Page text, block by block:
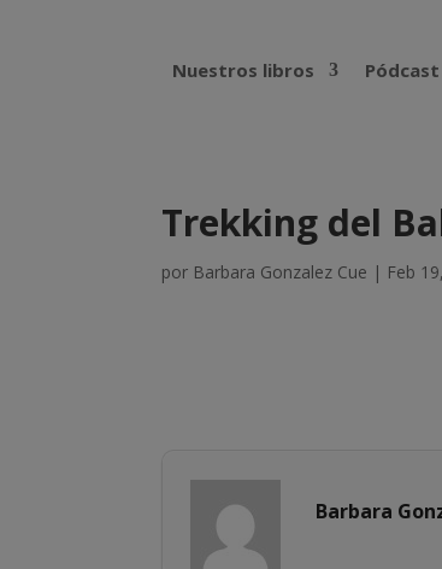
Nuestros libros Pódcast
Trekking del
por Barbara Gonzalez Cue | Feb
Barbara